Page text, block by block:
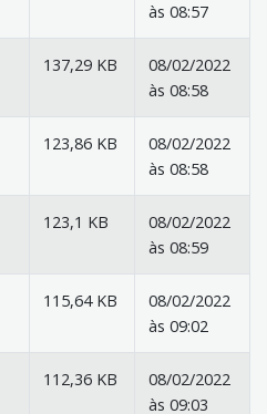
às 08:57
137,29 KB
08/02/2022
às 08:58
123,86 KB
08/02/2022
às 08:58
123,1 KB
08/02/2022
às 08:59
115,64 KB
08/02/2022
às 09:02
112,36 KB
08/02/2022
às 09:03